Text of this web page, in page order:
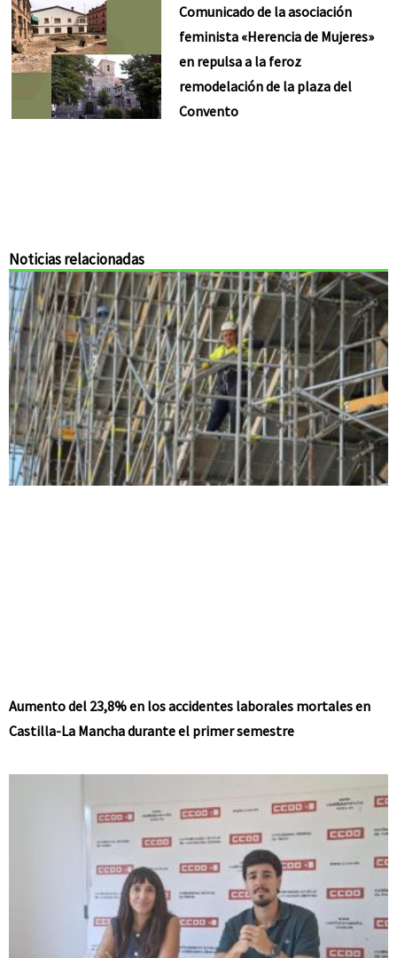
Comunicado de la asociación
feminista «Herencia de Mujeres»
en repulsa a la feroz
remodelación de la plaza del
Convento
Noticias relacionadas
Aumento del 23,8% en los accidentes laborales mortales en
Castilla-La Mancha durante el primer semestre